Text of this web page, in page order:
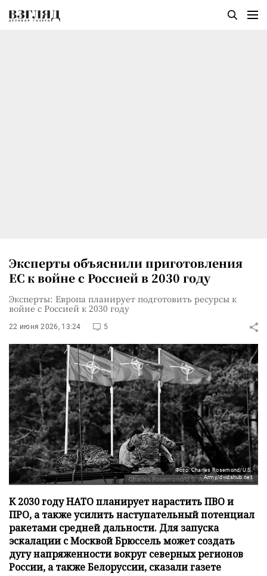
Эксперты объяснили приготовления
ЕС к войне с Россией в 2030 году
Эксперты: Европа планирует подготовить ресурсы к
войне с Россией к 2030 году
22 июня 2026, 13:24 5
Фото: Charles Rosemond/U.S.
Army/dvidshub.net
К 2030 году НАТО планирует нарастить ПВО и
ПРО, а также усилить наступательный потенциал
ракетами средней дальности. Для запуска
эскалации с Москвой Брюссель может создать
дугу напряженности вокруг северных регионов
России, а также Белоруссии, сказали газете